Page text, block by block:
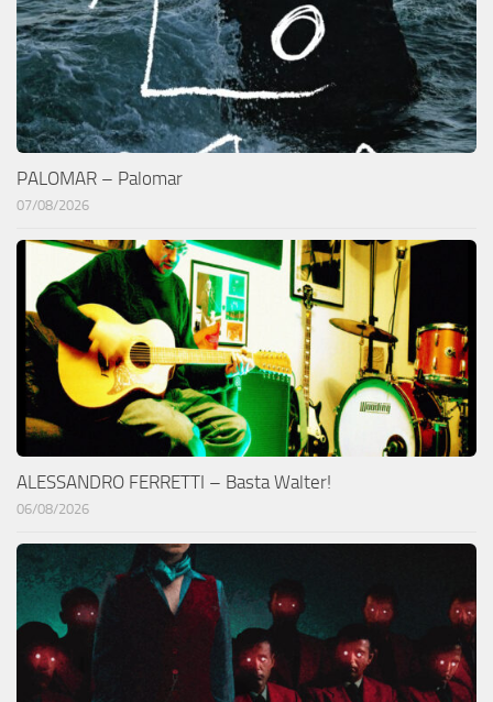
PALOMAR – Palomar
07/08/2026
ALESSANDRO FERRETTI – Basta Walter!
06/08/2026